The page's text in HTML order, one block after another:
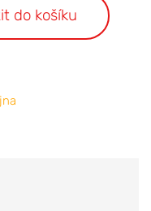
do košíku